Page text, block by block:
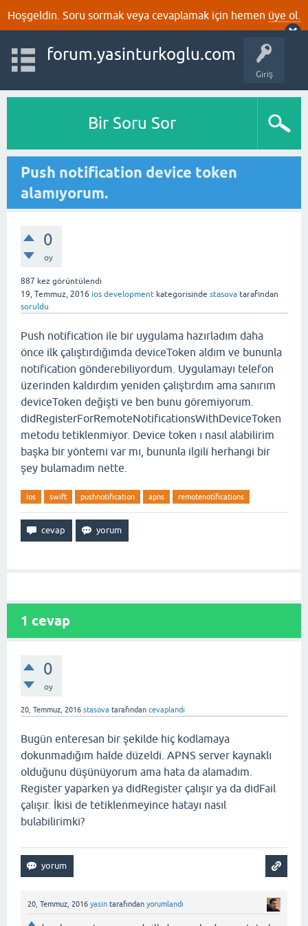
Hoşgeldin. Soru sormak veya cevaplamak için hemen üye ol.
Giriş
forum.yasinturkoglu.com
Bir Soru Sor
Push notification device token
alamıyorum.
0
oy
887 kez görüntülendi
19, Temmuz, 2016 ios development kategorisinde stasova tarafından
soruldu
Push notification ile bir uygulama hazırladım daha
önce ilk çalıştırdığımda deviceToken aldım ve bununla
notification gönderebiliyordum. Uygulamayı telefon
üzerinden kaldırdım yeniden çalıştırdım ama sanırım
deviceToken değişti ve ben bunu göremiyorum.
didRegisterForRemoteNotificationsWithDeviceToken
metodu tetiklenmiyor. Device token ı nasıl alabilirim
başka bir yöntemi var mı, bununla ilgili herhangi bir
şey bulamadım nette.
ios swift pushnotification apns remotenotifications
1 cevap
0
oy
20, Temmuz, 2016 stasova tarafından cevaplandı
Bugün enteresan bir şekilde hiç kodlamaya
dokunmadığım halde düzeldi. APNS server kaynaklı
olduğunu düşünüyorum ama hata da alamadım.
Register yaparken ya didRegister çalışır ya da didFail
çalışır. İkisi de tetiklenmeyince hatayı nasıl
bulabilirimki?
20, Temmuz, 2016 yasin tarafından yorumlandı